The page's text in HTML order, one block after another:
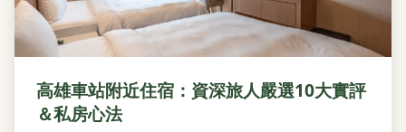
高雄車站附近住宿：資深旅人嚴選10大實評
＆私房心法